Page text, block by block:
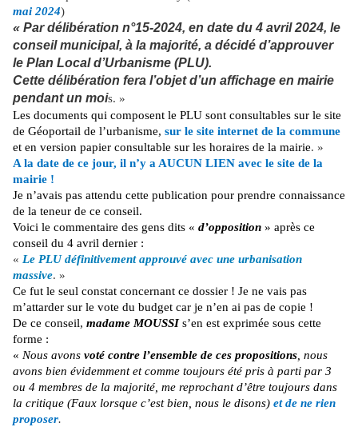
mai 2024)
« Par délibération n°15-2024, en date du 4 avril 2024, le
conseil municipal, à la majorité, a décidé d’approuver
le Plan Local d’Urbanisme (PLU).
Cette délibération fera l’objet d’un affichage en mairie
pendant un mois. »
Les documents qui composent le PLU sont consultables sur le site
de Géoportail de l’urbanisme, sur le site internet de la commune
et en version papier consultable sur les horaires de la mairie. »
A la date de ce jour, il n’y a AUCUN LIEN avec le site de la
mairie !
Je n’avais pas attendu cette publication pour prendre connaissance
de la teneur de ce conseil.
Voici le commentaire des gens dits « d’opposition » après ce
conseil du 4 avril dernier :
« Le PLU définitivement approuvé avec une urbanisation
massive. »
Ce fut le seul constat concernant ce dossier ! Je ne vais pas
m’attarder sur le vote du budget car je n’en ai pas de copie !
De ce conseil, madame MOUSSIs’en est exprimée sous cette
forme :
« Nous avons voté contre l’ensemble de ces propositions , nous
avons bien évidemment et comme toujours été pris à parti par 3
ou 4 membres de la majorité, me reprochant d’être toujours dans
la critique (Faux lorsque c’est bien, nous le disons) et de ne rien
proposer.